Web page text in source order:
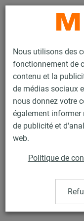
Nous utilisons des
fonctionnement de
contenu et la
de médias sociaux
nous donnez votre
également informer
de publicité et
web.
Politique de
Produits Protection
Produits en inox avec
avec